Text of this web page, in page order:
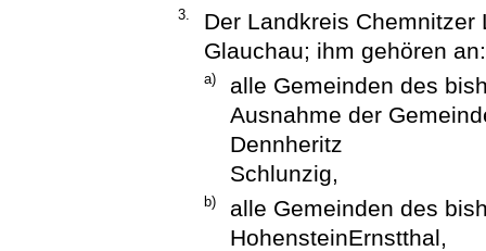
3.
Der Landkreis
Glauchau; ihm gehören an:
a)
alle Gemeinden des
Ausnahme der
Dennheritz
Schlunzig,
b)
alle Gemeinden des
HohensteinErnstthal,